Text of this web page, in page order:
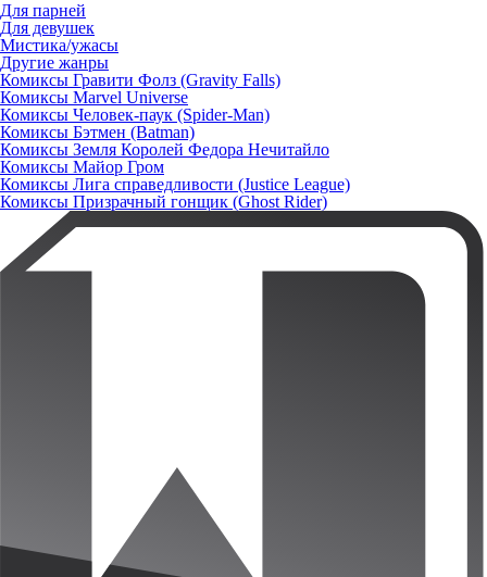
Для парней
Для девушек
Мистика/ужасы
Другие жанры
Комиксы Гравити Фолз (Gravity Falls)
Комиксы Marvel Universe
Комиксы Человек-паук (Spider-Man)
Комиксы Бэтмен (Batman)
Комиксы Земля Королей Федора Нечитайло
Комиксы Майор Гром
Комиксы Лига справедливости (Justice League)
Комиксы Призрачный гонщик (Ghost Rider)